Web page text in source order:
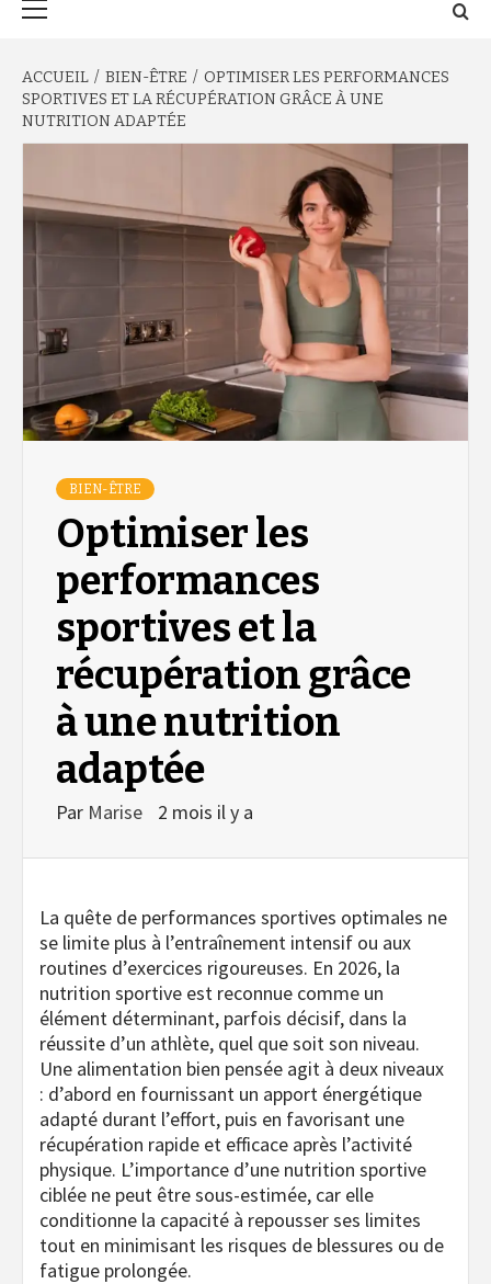
ACCUEIL BIEN-ÊTRE
OPTIMISER LES PERFORMANCES
SPORTIVES ET LA RÉCUPÉRATION GRÂCE À UNE
NUTRITION ADAPTÉE
BIEN-ÊTRE
Optimiser les
performances
sportives et la
récupération grâce
à une nutrition
adaptée
Par Marise 2 mois il y a
La quête de performances sportives optimales ne
se limite plus à l’entraînement intensif ou aux
routines d’exercices rigoureuses. En 2026, la
nutrition sportive est reconnue comme un
élément déterminant, parfois décisif, dans la
réussite d’un athlète, quel que soit son niveau.
Une alimentation bien pensée agit à deux niveaux
: d’abord en fournissant un apport énergétique
adapté durant l’effort, puis en favorisant une
récupération rapide et efficace après l’activité
physique. L’importance d’une nutrition sportive
ciblée ne peut être sous-estimée, car elle
conditionne la capacité à repousser ses limites
tout en minimisant les risques de blessures ou de
fatigue prolongée.